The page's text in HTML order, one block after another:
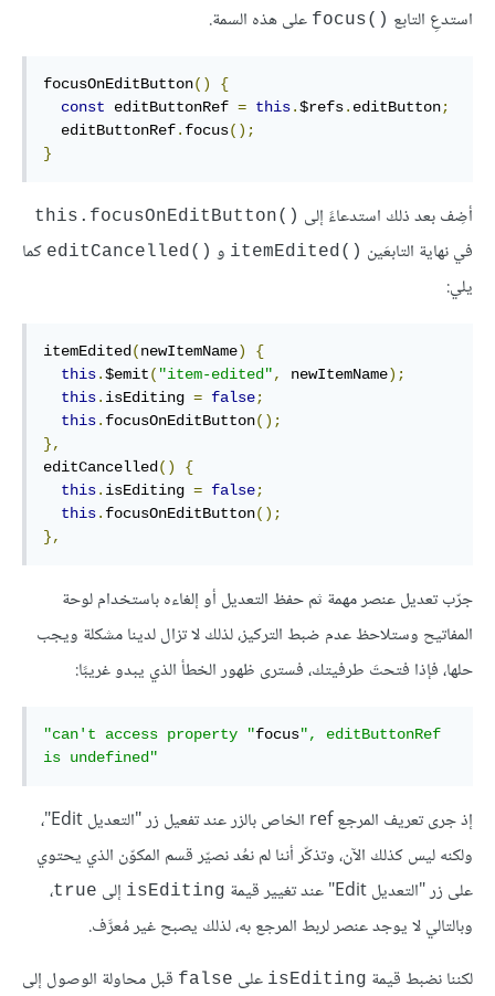
استدعِ التابع focus()‎ على هذه السمة.
focusOnEditButton()
{
const editButtonRef = this.$refs. editButton;
  editButtonRef
. focus();
}
أضِف بعد ذلك استدعاءً إلى this.focusOnEditButton()‎
في نهاية التابعَين itemEdited()‎ و editCancelled()‎ كما
يلي:
itemEdited (newItemName)
{
this.$emit( "item-edited", newItemName);
this. isEditing = false;
this. focusOnEditButton();
},
editCancelled ()
{
this. isEditing = false;
this. focusOnEditButton();
},
جرّب تعديل عنصر مهمة ثم حفظ التعديل أو إلغاءه باستخدام لوحة
المفاتيح وستلاحظ عدم ضبط التركيز، لذلك لا تزال لدينا مشكلة ويجب
حلها، فإذا فتحتَ طرفيتك، فسترى ظهور الخطأ الذي يبدو غريبًا:
"can't access property "focus", editButtonRef
is undefined"
إذ جرى تعريف المرجع ref الخاص بالزر عند تفعيل زر "التعديل Edit"،
ولكنه ليس كذلك الآن، وتذكّر أننا لم نعُد نصيّر قسم المكوّن الذي يحتوي
على زر "التعديل Edit" عند تغيير قيمة
isEditing إلى true،
وبالتالي لا يوجد عنصر لربط المرجع به، لذلك يصبح غير مُعرَّف.
لكننا نضبط قيمة isEditing على false قبل محاولة الوصول إلى